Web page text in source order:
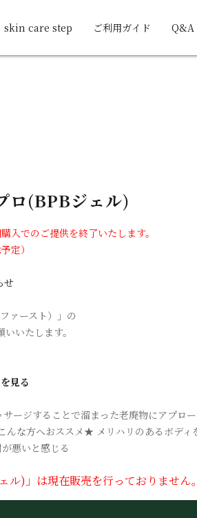
skin care step ご利用ガイド Q&A
ロ(BPBジェル)
入でのご提供を終了いたします。
定）
せ
ァースト）」の
いたします。
見る
ージすることで溜まった老廃物にアプロ
な方へおススメ★ メリハリのあるボデ
悪いと感じる
ル)」は現在販売を行っておりません